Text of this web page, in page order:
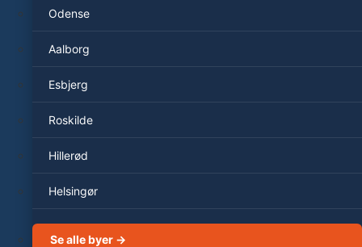
Odense
Aalborg
Esbjerg
Roskilde
Hillerød
Helsingør
Se alle byer →